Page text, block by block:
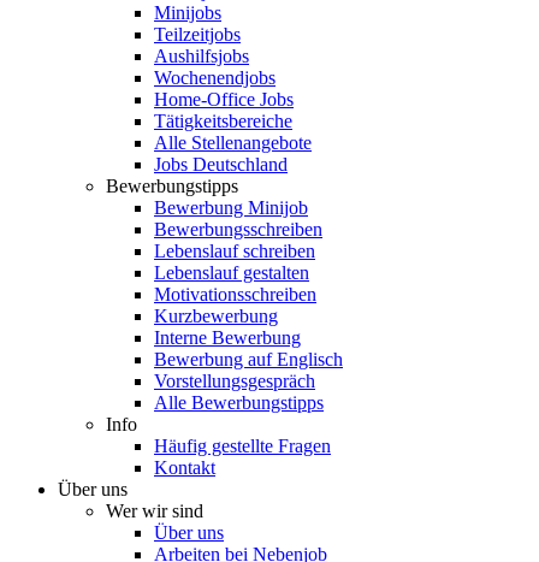
Minijobs
Teilzeitjobs
Aushilfsjobs
Wochenendjobs
Home-Office Jobs
Tätigkeitsbereiche
Alle Stellenangebote
Jobs Deutschland
Bewerbungstipps
Bewerbung Minijob
Bewerbungsschreiben
Lebenslauf schreiben
Lebenslauf gestalten
Motivationsschreiben
Kurzbewerbung
Interne Bewerbung
Bewerbung auf Englisch
Vorstellungsgespräch
Alle Bewerbungstipps
Info
Häufig gestellte Fragen
Kontakt
Über uns
Wer wir sind
Über uns
Arbeiten bei Nebenjob